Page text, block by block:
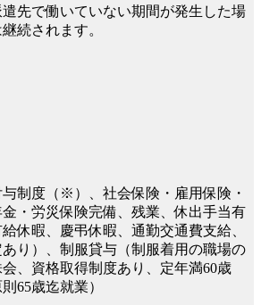
先で働いていない期間が発生した場
続されます。
制度（※）、社会保険・雇用保険・
・労災保険完備、残業、休出手当有
休暇、慶弔休暇、通勤交通費支給、
り）、制服貸与（制服着用の職場の
、資格取得制度あり、定年満60歳
65歳迄就業）